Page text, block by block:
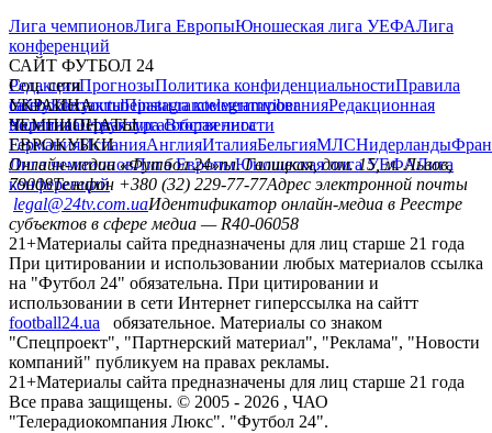
Лига чемпионовЛига ЕвропыЮношеская лига УЕФАЛига
конференций
САЙТ ФУТБОЛ 24
РедакцияПрогнозыПолитика конфиденциальностиПравила
сайтуКонтактыПравила комментированияРедакционная
политикаСтруктура собственности
Соц. сети
facebookxyoutubeinstagramtelegramviber
УКРАИНА
УкраинаПервая лигаВторая лига
ЧЕМПИОНАТЫ
ГерманияИспанияАнглияИталияБельгияМЛСНидерланды
ЕВРОКУБКИ
Лига чемпионовЛига ЕвропыЮношеская лига УЕФАЛига
конференций
Онлайн-медиа «Футбол 24»пл. Галицкая, дом. 15, м. Львов,
79008Телефон +380 (32) 229-77-77Адрес электронной почты
legal@24tv.com.uaИдентификатор онлайн-медиа в Реестре
субъектов в сфере медиа — R40-06058
21+Материалы сайта предназначены для лиц старше 21 года
При цитировании и использовании любых материалов ссылка
на "Футбол 24" обязательна. При цитировании и
использовании в сети Интернет гиперссылка на сайтт
football24.ua
обязательное. Материалы со знаком
"Спецпроект", "Партнерский материал", "Реклама", "Новости
компаний" публикуем на правах рекламы.
21+Материалы сайта предназначены для лиц старше 21 года
Все права защищены. © 2005 - 2026 , ЧАО
"Телерадиокомпания Люкс". "Футбол 24".